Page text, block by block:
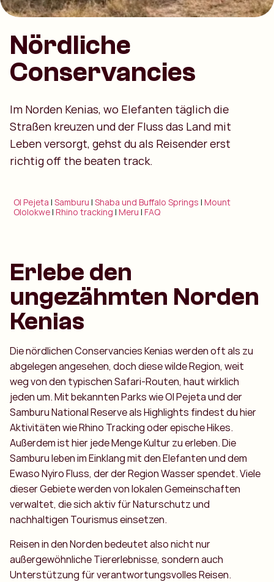
Nördliche
Conservancies
Im Norden Kenias, wo Elefanten täglich die
Straßen kreuzen und der Fluss das Land mit
Leben versorgt, gehst du als Reisender erst
richtig off the beaten track.
Ol Pejeta |Samburu |Shaba und Buffalo Springs |Mount
Ololokwe|Rhino tracking |Meru |FAQ
Erlebe den
ungezähmten Norden
Kenias
Die nördlichen Conservancies Kenias werden oft als zu
abgelegen angesehen, doch diese wilde Region, weit
weg von den typischen Safari-Routen, haut wirklich
jeden um. Mit bekannten Parks wie Ol Pejeta und der
Samburu National Reserve als Highlights findest du hier
Aktivitäten wie Rhino Tracking oder epische Hikes.
Außerdem ist hier jede Menge Kultur zu erleben.Die
Samburu leben im Einklang mit den Elefanten und dem
Ewaso Nyiro Fluss, der der Region Wasser spendet.Viele
dieser Gebiete werden von lokalen Gemeinschaften
verwaltet, die sich aktiv für Naturschutz und
nachhaltigen Tourismus einsetzen.
Reisen in den Norden bedeutet also nicht nur
außergewöhnliche Tiererlebnisse, sondern auch
Unterstützung für verantwortungsvolles Reisen.